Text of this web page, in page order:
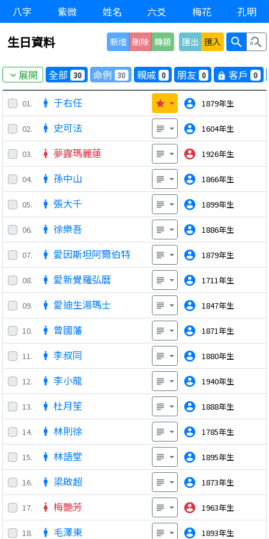
八字 紫微 姓名 六爻 梅花 孔明
生日資料 新增 刪除 轉類 匯出 匯入 search search_off
expand_more 展開 全部 30 命例 30 親戚 0 朋友 0 lock 客戶 0
01. man 于右任 star account_circle 1879年生
02. man 史可法 subject account_circle 1604年生
03. woman 夢露瑪麗蓮 subject account_circle 1926年生
04. man 孫中山 subject account_circle 1866年生
05. man 張大千 subject account_circle 1899年生
06. man 徐樂吾 subject account_circle 1886年生
07. man 愛因斯坦阿爾伯特 subject account_circle 1879年生
08. man 愛新覺羅弘曆 subject account_circle 1711年生
09. man 愛迪生湯瑪士 subject account_circle 1847年生
10. man 曾國藩 subject account_circle 1871年生
11. man 李叔同 subject account_circle 1880年生
12. man 李小龍 subject account_circle 1940年生
13. man 杜月笙 subject account_circle 1888年生
14. man 林則徐 subject account_circle 1785年生
15. man 林語堂 subject account_circle 1895年生
16. man 梁啟超 subject account_circle 1873年生
17. woman 梅艷芳 subject account_circle 1963年生
18. man 毛澤東 subject account_circle 1893年生